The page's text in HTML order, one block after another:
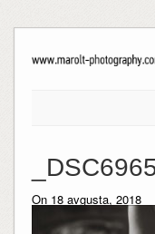
On 18 avgusta, 2018